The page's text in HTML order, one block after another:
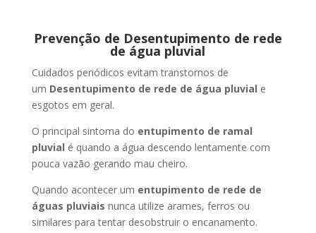
Prevenção de Desentupimento de rede
de água pluvial
Cuidados periódicos evitam transtornos de
um Desentupimento de rede de água pluvial e
esgotos em geral.
O principal sintoma do entupimento de ramal
pluvial é quando a água descendo lentamente com
pouca vazão gerando mau cheiro.
Quando acontecer um entupimento de rede de
águas pluviais nunca utilize arames, ferros ou
similares para tentar desobstruir o encanamento.